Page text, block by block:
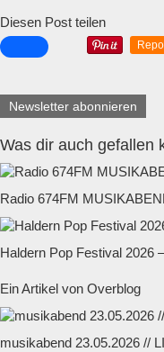
Diesen Post teilen
Newsletter abonnieren
Was dir auch gefallen
Radio 674FM
Haldern Pop Festival 2026
Ein Artikel von Overblog
musikabend 23.05.2026 //